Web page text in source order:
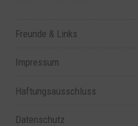
Freunde & Links
Impressum
Haftungsausschluss
Datenschutz